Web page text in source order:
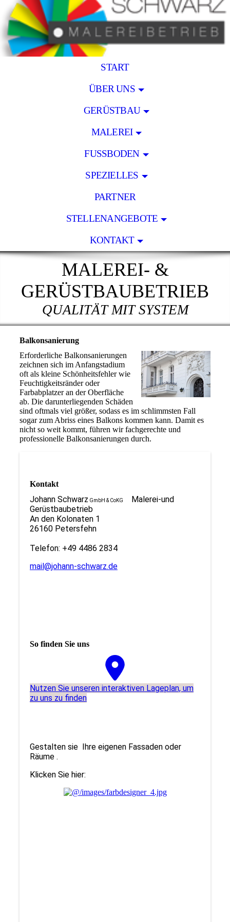
START
ÜBER UNS
GERÜSTBAU
MALEREI
FUSSBODEN
SPEZIELLES
PARTNER
STELLENANGEBOTE
KONTAKT
MALEREI- &
GERÜSTBAUBETRIEB
QUALITÄT MIT SYSTEM
Balkonsanierung
Erforderliche Balkonsanierungen
zeichnen sich im Anfangstadium
oft als kleine Schönheitsfehler wie
Feuchtigkeitsränder oder
Farbabplatzer an der Oberfläche
ab. Die darunterliegenden Schäden
sind oftmals viel größer, sodass es im schlimmsten Fall
sogar zum Abriss eines Balkons kommen kann. Damit es
nicht so weit kommt, führen wir fachgerechte und
professionelle Balkonsanierungen durch.
Kontakt
Johann Schwarz GmbH & CoKG
Malerei-und
Gerüstbaubetrieb
An den Kolonaten 1
26160 Petersfehn
Telefon: +49 4486 2834
mail@johann-schwarz.de
So finden Sie uns
Nutzen Sie unseren interaktiven La­ge­plan, um
zu uns zu finden
Gestalten sie Ihre eigenen Fassaden oder
Räume .
Klicken Sie hier: